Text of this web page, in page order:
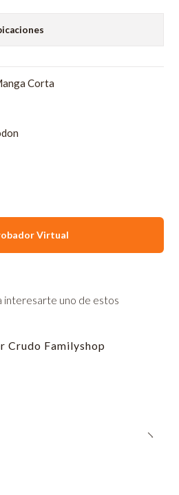
Corta
Virtual
interesarte uno de estos
Crudo Familyshop